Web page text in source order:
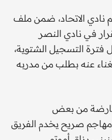
نادي الاتحاد، ضمن ملف
في نادي النصر
فترة التسجيل الشتوية،
عنه بطلب من مدربه
من بعض
مهاجم صريح يخدم الفريق